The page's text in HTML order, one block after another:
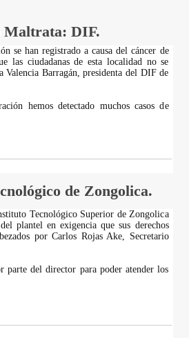
Maltrata: DIF.
se han registrado a causa del cáncer de
las ciudadanas de esta localidad no se
Valencia Barragán, presidenta del DIF de
hemos detectado muchos casos de
de Zongolica.
Tecnológico Superior de Zongolica
plantel en exigencia que sus derechos
por Carlos Rojas Ake, Secretario
parte del director para poder atender los